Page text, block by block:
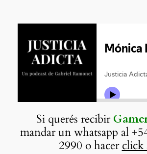
Si querés recibir
mandar un whatsapp al
2990 o hacerclick